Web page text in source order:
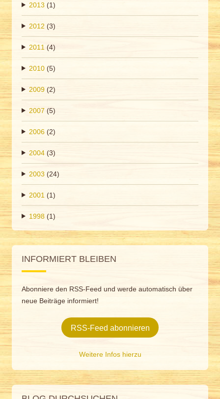
2013 (1)
2012 (3)
2011 (4)
2010 (5)
2009 (2)
2007 (5)
2006 (2)
2004 (3)
2003 (24)
2001 (1)
1998 (1)
INFORMIERT BLEIBEN
Abonniere den RSS-Feed und werde automatisch über
neue Beiträge informiert!
RSS-Feed abonnieren
Weitere Infos hierzu